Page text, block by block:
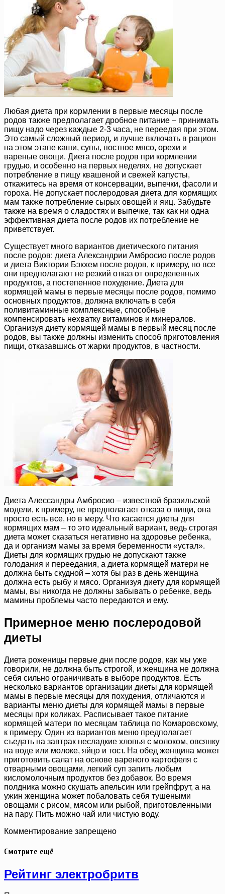
Любая диета при кормлении в первые месяцы после
родов также предполагает дробное питание – принимать
пищу надо через каждые 2-3 часа, не переедая при этом.
Это самый сложный период, и лучше включать в рацион
на этом этапе каши, супы, постное мясо, орехи и
вареные овощи. Диета после родов при кормлении
грудью, и особенно на первых неделях, не допускает
потребление в пищу квашеной и свежей капусты,
откажитесь на время от консервации, выпечки, фасоли и
гороха. Не допускает послеродовая диета для кормящих
мам также потребление сырых овощей и яиц. Забудьте
также на время о сладостях и выпечке, так как ни одна
эффективная диета после родов их потребление не
приветствует.
Существует много вариантов диетического питания
после родов: диета Александрии Амбросио после родов
и диета Виктории Бэкхем после родов, к примеру, но все
они предполагают не резкий отказ от определенных
продуктов, а постепенное похудение. Диета для
кормящей мамы в первые месяцы после родов, помимо
основных продуктов, должна включать в себя
поливитаминные комплексные, способные
компенсировать нехватку витаминов и минералов.
Организуя диету кормящей мамы в первый месяц после
родов, вы также должны изменить способ приготовления
пищи, отказавшись от жарки продуктов, в частности.
Диета Алессандры Амбросио – известной бразильской
модели, к примеру, не предполагает отказа о пищи, она
просто есть все, но в меру. Что касается диеты для
кормящих мам – то это идеальный вариант, ведь строгая
диета может сказаться негативно на здоровье ребенка,
да и организм мамы за время беременности «устал».
Диеты для кормящих грудью не допускают также
голодания и переедания, а диета кормящей матери не
должна быть скудной – хотя бы раз в день женщина
должна есть рыбу и мясо. Организуя диету для кормящей
мамы, вы никогда не должны забывать о ребенке, ведь
мамины проблемы часто передаются и ему.
Примерное меню послеродовой
диеты
Диета роженицы первые дни после родов, как мы уже
говорили, не должна быть строгой, и женщина не должна
себя сильно ограничивать в выборе продуктов. Есть
несколько вариантов организации диеты для кормящей
мамы в первые месяцы для похудения, отличаются и
варианты меню диеты для кормящей мамы в первые
месяцы при коликах. Расписывает такое питание
кормящей матери по месяцам таблица по Комаровскому,
к примеру. Один из вариантов меню предполагает
съедать на завтрак несладкие хлопья с молоком, овсянку
на воде или молоке, яйцо и тост. На обед женщина может
приготовить салат на основе вареного картофеля с
отварными овощами, легкий суп запить любым
кисломолочным продуктов без добавок. Во время
полдника можно скушать апельсин или грейпфрут, а на
ужин женщина может побаловать себя тушеными
овощами с рисом, мясом или рыбой, приготовленными
на пару. Пить можно чай или чистую воду.
Комментирование запрещено
Смотрите ещё
Рейтинг электробритв